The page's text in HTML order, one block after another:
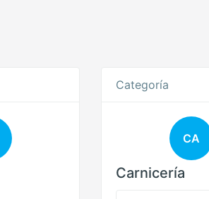
Categoría
CA
Carnicería